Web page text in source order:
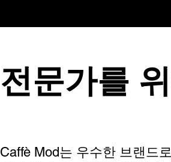
전문가를
Caffè Mod는 우수한 브랜드